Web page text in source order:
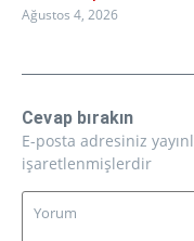
Ağustos 4, 2026
Cevap bırakın
E-posta adresiniz
işaretlenmişlerdir